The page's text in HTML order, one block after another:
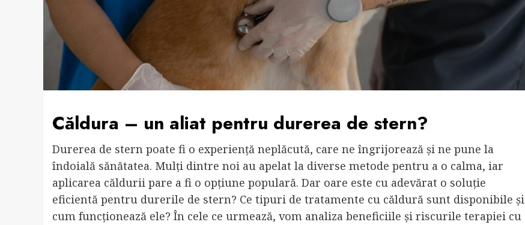
Căldura – un aliat pentru durerea de stern?
Durerea de stern poate fi o experiență neplăcută, care ne îngrijorează și ne pune la
îndoială sănătatea. Mulți dintre noi au apelat la diverse metode pentru a o calma, iar
aplicarea căldurii pare a fi o opțiune populară. Dar oare este cu adevărat o soluție
eficientă pentru durerile de stern? Ce tipuri de tratamente cu căldură sunt disponibile și
cum funcționează ele? În cele ce urmează, vom analiza beneficiile și riscurile terapiei cu